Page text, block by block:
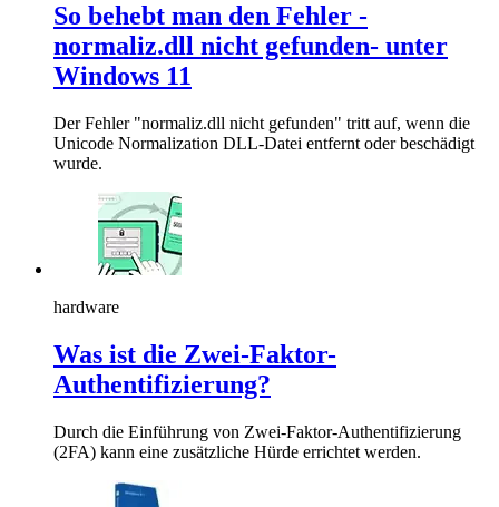
So behebt man den Fehler -
normaliz.dll nicht gefunden- unter
Windows 11
Der Fehler "normaliz.dll nicht gefunden" tritt auf, wenn die
Unicode Normalization DLL-Datei entfernt oder beschädigt
wurde.
hardware
Was ist die Zwei-Faktor-
Authentifizierung?
Durch die Einführung von Zwei-Faktor-Authentifizierung
(2FA) kann eine zusätzliche Hürde errichtet werden.